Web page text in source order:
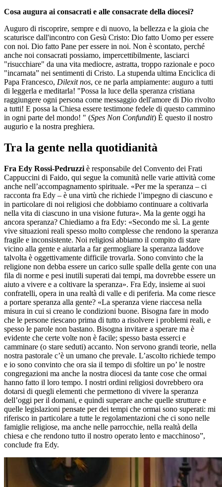
Cosa augura ai consacrati e alle consacrate della diocesi?
Auguro di riscoprire, sempre e di nuovo, la bellezza e la gioia che
scaturisce dall'incontro con Gesù Cristo: Dio fatto Uomo per essere
con noi. Dio fatto Pane per essere in noi. Non è scontato, perché
anche noi consacrati possiamo, impercettibilmente, lasciarci
"risucchiare" da una vita mediocre, astratta, troppo razionale e poco
"incarnata” nei sentimenti di Cristo. La stupenda ultima Enciclica di
Papa Francesco, Dilexit nos, ce ne parla ampiamente: auguro a tutti
di leggerla e meditarla! "Possa la luce della speranza cristiana
raggiungere ogni persona come messaggio dell'amore di Dio rivolto
a tutti! E possa la Chiesa essere testimone fedele di questo cammino
in ogni parte del mondo! " (Spes Non Confundit) È questo il nostro
augurio e la nostra preghiera.
Tra la gente nella quotidianità
Fra Edy Rossi-Pedruzzi è responsabile del Convento dei Frati
Cappuccini di Faido, qui segue la comunità nelle varie attività come
anche nell’accompagnamento spirituale. «Per me la speranza – ci
racconta fra Edy – è una virtù che richiede l’impegno di ciascuno e
in particolare di noi religiosi che dobbiamo continuare a coltivarla
nella vita di ciascuno in una visione futura». Ma la gente oggi ha
ancora speranza? Chiediamo a fra Edy: «Secondo me sì. La gente
vive situazioni reali spesso molto complesse che rendono la speranza
fragile e inconsistente. Noi religiosi abbiamo il compito di stare
vicino alla gente e aiutarla a far germogliare la speranza laddove
talvolta è oggettivamente difficile trovarla. Sono convinto che la
religione non debba essere un carico sulle spalle della gente con una
fila di norme e pesi inutili superati dai tempi, ma dovrebbe essere un
aiuto a vivere e a coltivare la speranza». Fra Edy, insieme ai suoi
confratelli, opera in una realtà di valle e di periferia. Ma come riesce
a portare speranza alla gente? «La speranza viene riaccesa nella
misura in cui si creano le condizioni buone. Bisogna fare in modo
che le persone riescano prima di tutto a risolvere i problemi reali, e
spesso le parole non bastano. Bisogna invitare a sperare ma è
evidente che certe volte non è facile; spesso basta esserci e
camminare (o stare seduti) accanto. Non servono grandi teorie, nella
nostra pastorale c’è un umano che prevale. L’ascolto richiede tempo
e io sono convinto che ora sia il tempo di sfoltire un po’ le nostre
congregazioni ma anche la nostra diocesi da tante cose che ormai
hanno fatto il loro tempo. I nostri ordini religiosi dovrebbero ora
dotarsi di quegli elementi che permettono di vivere la speranza
dell’oggi per il domani, e quindi superare anche quelle strutture e
quelle legislazioni pensate per dei tempi che ormai sono superati: mi
riferisco in particolare a tutte le regolamentazioni che ci sono nelle
famiglie religiose, ma anche nelle parrocchie, nella realtà della
chiesa e che rendono tutto il nostro operato lento e macchinoso”,
conclude fra Edy.